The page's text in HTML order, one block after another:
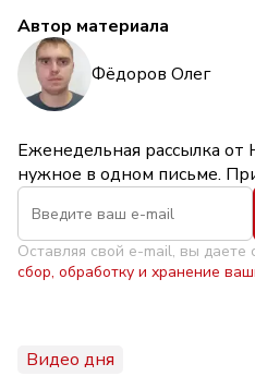
Автор материала
Фёдоров Олег
Еженедельная рассылка
нужное в одном письме.
Оставляя свой e-mail, вы даете
сбор, обработку и хранение
Видео дня